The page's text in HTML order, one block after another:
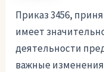
Приказ 3456,
имеет
деятельности
важные